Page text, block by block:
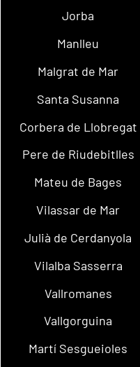
Jorba
Manlleu
Malgrat de Mar
Santa Susanna
Corbera de Llobregat
Pere de Riudebitlles
Mateu de Bages
Vilassar de Mar
Julià de Cerdanyola
Vilalba Sasserra
Vallromanes
Vallgorguina
Martí Sesgueioles